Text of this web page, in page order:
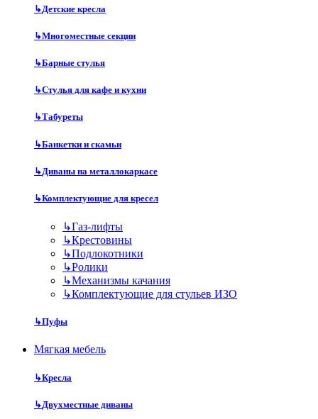
↳Детские кресла
↳Многоместные секции
↳Барные стулья
↳Стулья для кафе и кухни
↳Табуреты
↳Банкетки и скамьи
↳Диваны на металлокаркасе
↳Комплектующие для кресел
↳Газ-лифты
↳Крестовины
↳Подлокотники
↳Ролики
↳Механизмы качания
↳Комплектующие для стульев ИЗО
↳Пуфы
Мягкая мебель
↳Кресла
↳Двухместные диваны